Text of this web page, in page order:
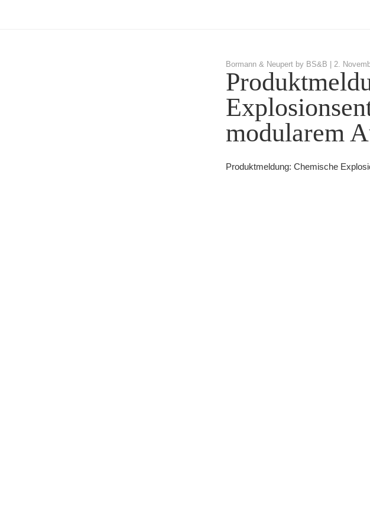
Bormann & Neupert by BS&B | 2.
modularem
Produktmeldung: Chemische